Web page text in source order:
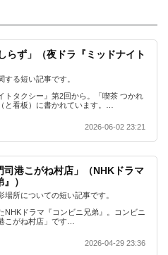
らず」（夜ドラ『ミッドナイト
する短い記事です。
トタクシー』第2回から。「喫茶 つかれ
と看板）に書かれています。…
2026-06-02 23:21
司港こがね村店」（NHKドラマ
）
場所についての短い記事です。
NHKドラマ『コンビニ兄弟』。コンビニ
こがね村店」です…
2026-04-29 23:36